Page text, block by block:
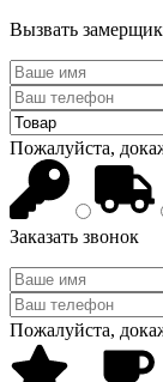
Вызвать
Пожалуйста,
Заказать звонок
Пожалуйста,